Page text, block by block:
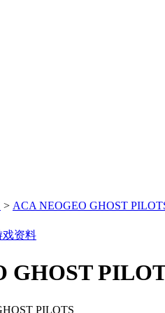
> ACA NEOGEO GHOST
戏资料
GHOST
PILOTS